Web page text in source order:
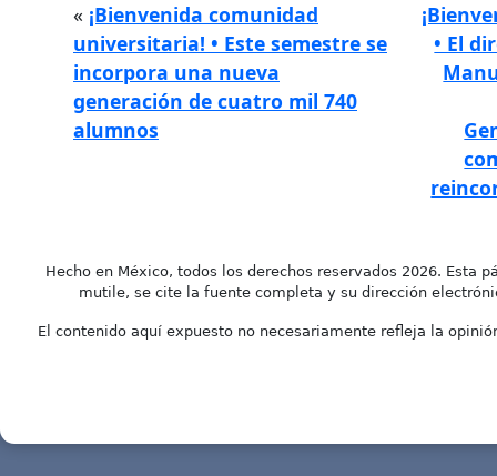
« ¡Bienvenida comunidad
universitaria! • Este semestre se
incorpora una nueva
generación de cuatro mil 740
alumnos
• El
Hecho en México, todos los derechos reservados 2026. Esta
mutile, se cite la fuente completa y su dirección
El contenido aquí expuesto no necesariamente refleja la